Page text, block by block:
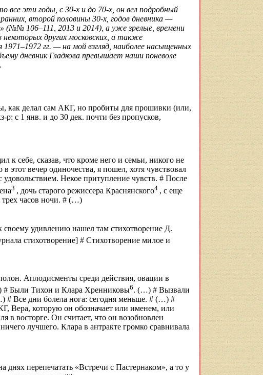
все эти годы, с 30-х и до 70-х, он вел подробный
второй половины 30-х, годов дневника —
106–111, 2013 и 2014), а уже зрелые, времени
других московских, а также
1971–1972 гг. — на мой взгляд, наиболее насыщенных
дневник Гладкова превышает наши поневоле
как делал сам АКГ, но пробиты для прошивки (или,
-р: с 1 янв. и до 30 дек. почти без пропусков,
к себе, сказав, что кроме него и семьи, никого не
вечер одиночества, я пошел, хотя чувствовал
Некое притупление чувств. # После
3 , дочь старого режиссера Краснянского4 , с еще
часов ночи. # (…)
своему удивлению нашел там стихотворение Д.
стихотворение] # Стихотворение милое и
Аплодисменты среди действия, овации в
# Были Тихон и Клара Хренниковы6. (…) # Вызвали
# Все дни болела нога: сегодня меньше. # (…) #
Вера, которую он обозначает или именем, или
в восторге. Он считает, что он возобновлен
лучшего. Клара в антракте громко сравнивала
днях перепечатать «Встречи с Пастернаком», а то у